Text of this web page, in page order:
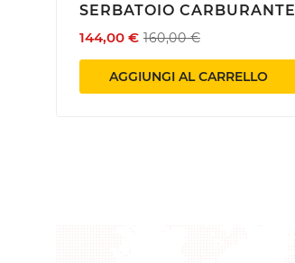
SERBATOIO CARBURANTE
144,00 € 160,00 €
AGGIUNGI AL CARRELLO